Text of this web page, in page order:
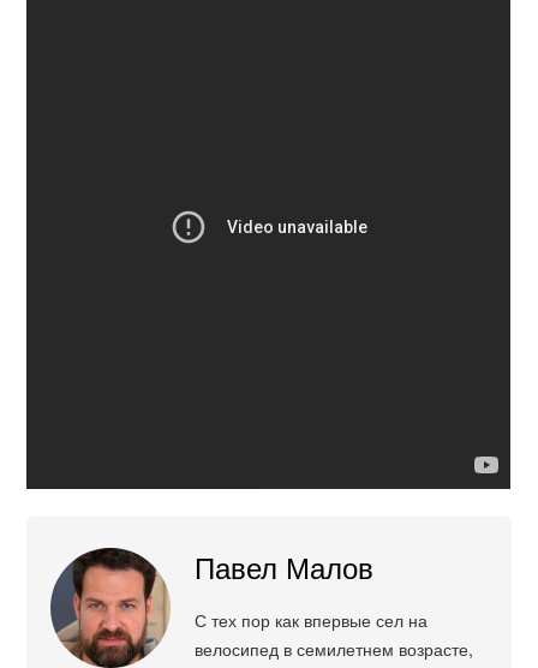
Павел Малов
С тех пор как впервые сел на
велосипед в семилетнем возрасте,